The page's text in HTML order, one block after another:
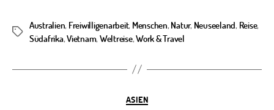
Schlagwörter
Australien, Freiwilligenarbeit, Menschen, Natur, Neuseeland, Reise,
Südafrika,Vietnam, Weltreise,Work & Travel
Kategorien
ASIEN